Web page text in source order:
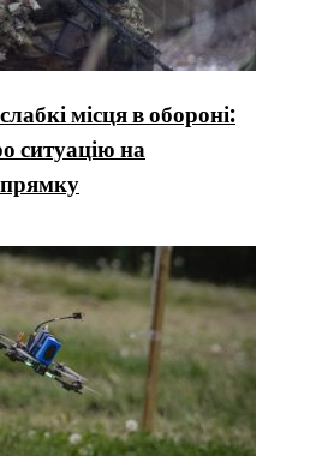
місця в обороні:
ситуацію на